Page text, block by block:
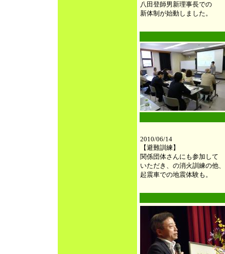
八田登師男新理事長での
新体制が始動しました。
2010/06/14
【避難訓練】
関係団体さんにも参加して
いただき、の消火訓練の他、
起震車での地震体験も。